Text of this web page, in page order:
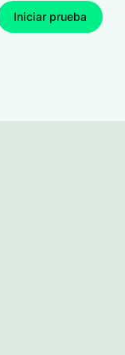
Iniciar prueba